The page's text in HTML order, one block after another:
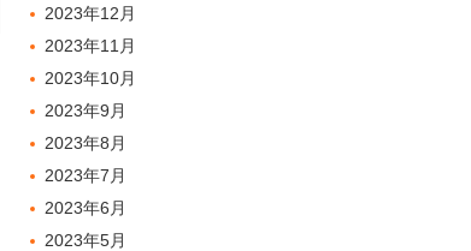
2023年12月
2023年11月
2023年10月
2023年9月
2023年8月
2023年7月
2023年6月
2023年5月